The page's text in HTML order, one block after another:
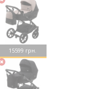
15599 грн.